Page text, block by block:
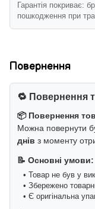
Гарантія покриває:
пошкодження при
Повернення
🔁 Повернення
📦 Повернення
Можна повернути
днів з моменту
📝 Основні умови:
• Товар не був у
• Збережено
• Є оригінальна